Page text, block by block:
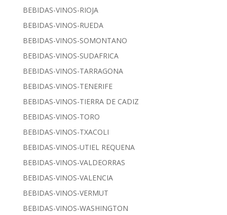
BEBIDAS-VINOS-RIOJA
BEBIDAS-VINOS-RUEDA
BEBIDAS-VINOS-SOMONTANO
BEBIDAS-VINOS-SUDAFRICA
BEBIDAS-VINOS-TARRAGONA
BEBIDAS-VINOS-TENERIFE
BEBIDAS-VINOS-TIERRA DE CADIZ
BEBIDAS-VINOS-TORO
BEBIDAS-VINOS-TXACOLI
BEBIDAS-VINOS-UTIEL REQUENA
BEBIDAS-VINOS-VALDEORRAS
BEBIDAS-VINOS-VALENCIA
BEBIDAS-VINOS-VERMUT
BEBIDAS-VINOS-WASHINGTON